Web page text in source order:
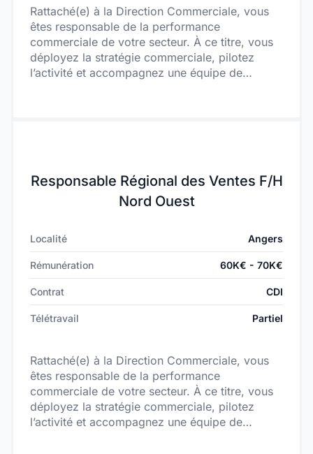
Rattaché(e) à la Direction Commerciale, vous
êtes responsable de la performance
commerciale de votre secteur. À ce titre, vous
déployez la stratégie commerciale, pilotez
l’activité et accompagnez une équipe de
Responsable Régional des Ventes F/H
Nord Ouest
Localité Angers
Rémunération 60K€ - 70K€
Contrat CDI
Télétravail Partiel
Rattaché(e) à la Direction Commerciale, vous
êtes responsable de la performance
commerciale de votre secteur. À ce titre, vous
déployez la stratégie commerciale, pilotez
l’activité et accompagnez une équipe de